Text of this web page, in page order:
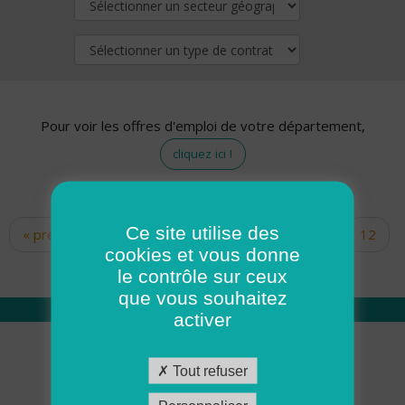
Pour voir les offres d'emploi de votre département,
cliquez ici !
Pages
« premier ‹ précédent … 10
12
14 15 16 17
Qui sommes nous
Académie ADMR
Ce site utilise des
cookies et vous donne
le contrôle sur ceux
que vous souhaitez
activer
Tout refuser